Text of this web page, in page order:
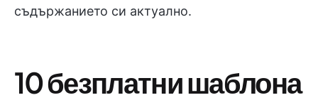
съдържанието си актуално.
10 безплатни шаблона